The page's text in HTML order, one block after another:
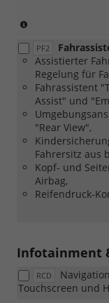
Verbindung
mit
[PJG]
18
Zoll
York,
Dark
Graphite
und
[PJM]
18
Schwarz)
PF2
Assistierter
Regelung für
Fahrassistent
Assist" und
"Rear View",
Fahrersitz aus
Kopf- und
Airbag,
Reifendruck-
Infotainment
RCD
Touchscreen und